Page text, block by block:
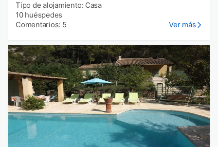
Tipo de alojamiento: Casa
10 huéspedes
Comentarios: 5
Ver más